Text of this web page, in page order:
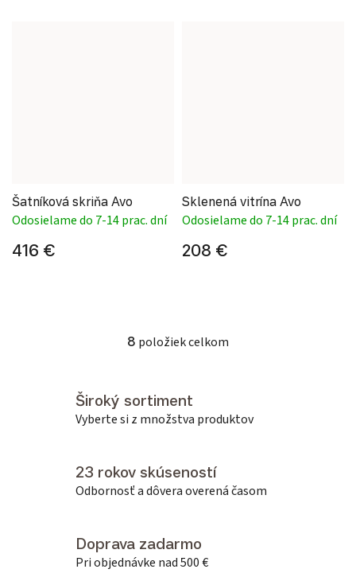
Šatníková skriňa Avo
Odosielame do 7-14 prac. dní
416 €
Sklenená vitrína Avo
Odosielame do 7-14 prac. dní
208 €
Ovládacie prvky výpisu
8 položiek celkom
Široký sortiment
Vyberte si z množstva produktov
23 rokov skúseností
Odbornosť a dôvera overená časom
Doprava zadarmo
Pri objednávke nad 500 €